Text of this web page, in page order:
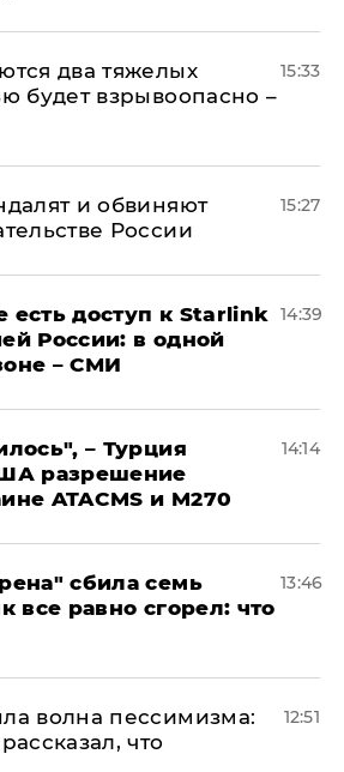
два тяжелых
будет взрывоопасно –
15:33
и обвиняют
России
15:27
доступ к Starlink
России: в одной
– СМИ
14:39
– Турция
разрешение
ATACMS и M270
14:14
сбила семь
все равно сгорел: что
13:46
волна пессимизма:
что
12:51